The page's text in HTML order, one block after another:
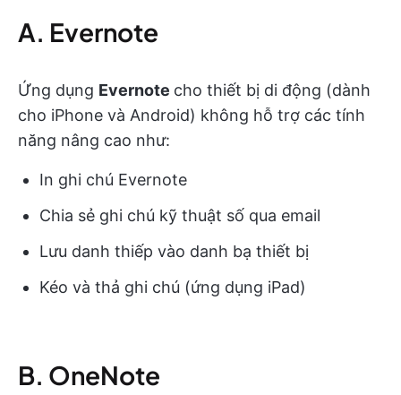
A. Evernote
Ứng dụng Evernote cho thiết bị di động (dành
cho iPhone và Android) không hỗ trợ các tính
năng nâng cao như:
In ghi chú Evernote
Chia sẻ ghi chú kỹ thuật số qua email
Lưu danh thiếp vào danh bạ thiết bị
Kéo và thả ghi chú (ứng dụng iPad)
B. OneNote